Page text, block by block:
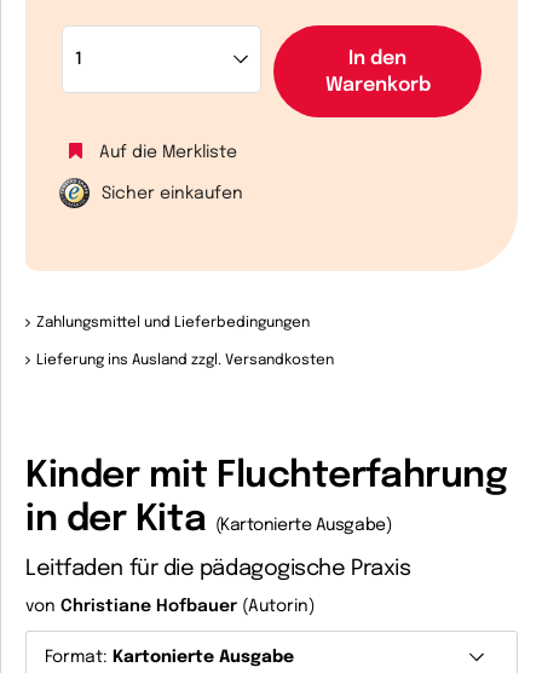
In den
Warenkorb
Auf die Merkliste
Sicher einkaufen
Zahlungsmittel und Lieferbedingungen
Lieferung ins Ausland zzgl. Versandkosten
Kinder mit Fluchterfahrung
in der Kita
(Kartonierte Ausgabe)
Leitfaden für die pädagogische Praxis
von Christiane Hofbauer (Autorin)
Format: Kartonierte Ausgabe